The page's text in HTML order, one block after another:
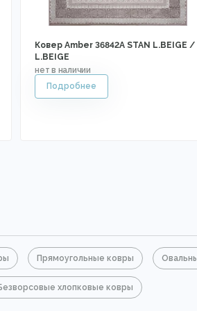
Ковер Amber 36842A STAN L.BEIGE /
L.BEIGE
Прямоугольные ковры
хлопковые ковры